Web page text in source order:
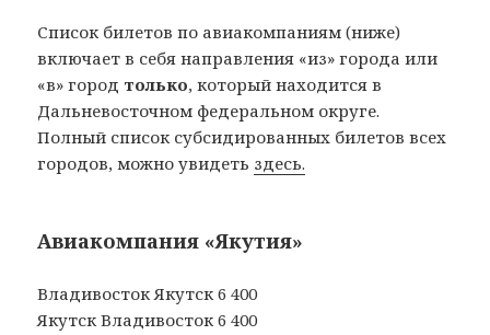
Список билетов по авиакомпаниям (ниже)
включает в себя направления «из» города или
«в» город только, который находится в
Дальневосточном федеральном округе.
Полный список субсидированных билетов всех
городов, можно увидеть здесь.
Авиакомпания «Якутия»
Владивосток Якутск 6 400
Якутск Владивосток 6 400